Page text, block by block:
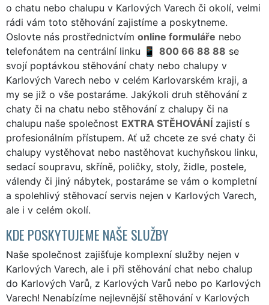
o chatu nebo chalupu v Karlových Varech či okolí, velmi
rádi vám toto stěhování zajistíme a poskytneme.
Oslovte nás prostřednictvím online formuláře nebo
telefonátem na centrální linku
800 66 88 88 se
svojí poptávkou stěhování chaty nebo chalupy v
Karlových Varech nebo v celém Karlovarském kraji, a
my se již o vše postaráme. Jakýkoli druh stěhování z
chaty či na chatu nebo stěhování z chalupy či na
chalupu naše společnost EXTRA STĚHOVÁNÍ zajistí s
profesionálním přístupem. Ať už chcete ze své chaty či
chalupy vystěhovat nebo nastěhovat kuchyňskou linku,
sedací soupravu, skříně, poličky, stoly, židle, postele,
válendy či jiný nábytek, postaráme se vám o kompletní
a spolehlivý stěhovací servis nejen v Karlových Varech,
ale i v celém okolí.
KDE POSKYTUJEME NAŠE SLUŽBY
Naše společnost zajišťuje komplexní služby nejen v
Karlových Varech, ale i při stěhování chat nebo chalup
do Karlových Varů, z Karlových Varů nebo po Karlových
Varech! Nenabízíme nejlevnější stěhování v Karlových